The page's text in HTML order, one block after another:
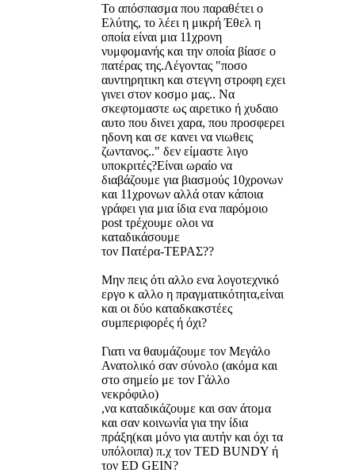
Το απόσπασμα που παραθέτει ο
Ελύτης, το λέει η μικρή Έθελ η
οποία είναι μια 11χρονη
νυμφομανής και την οποία βίασε ο
πατέρας της.Λέγοντας "ποσο
αυντηρητικη και στεγνη στροφη εχει
γινει στον κοσμο μας.. Να
σκεφτομαστε ως αιρετικο ή χυδαιο
αυτο που δινει χαρα, που προσφερει
ηδονη και σε κανει να νιωθεις
ζωντανος.." δεν είμαστε λιγο
υποκριτές?Είναι ωραίο να
διαβάζουμε για βιασμούς 10χρονων
και 11χρονων αλλά οταν κάποια
γράφει για μια ίδια ενα παρόμοιο
post τρέχουμε ολοι να
καταδικάσουμε
τον Πατέρα-ΤΕΡΑΣ??
Μην πεις ότι αλλο ενα λογοτεχνικό
εργο κ αλλο η πραγματικότητα,είναι
και οι δύο καταδκακστέες
συμπεριφορές ή όχι?
Γιατι να θαυμάζουμε τον Μεγάλο
Ανατολικό σαν σύνολο (ακόμα και
στο σημείο με τον Γάλλο
νεκρόφιλο)
,να καταδικάζουμε και σαν άτομα
και σαν κοινωνία για την ίδια
πράξη(και μόνο για αυτήν και όχι τα
υπόλοιπα) π.χ τον ΤΕD BUNDY ή
τον ED GEIN?